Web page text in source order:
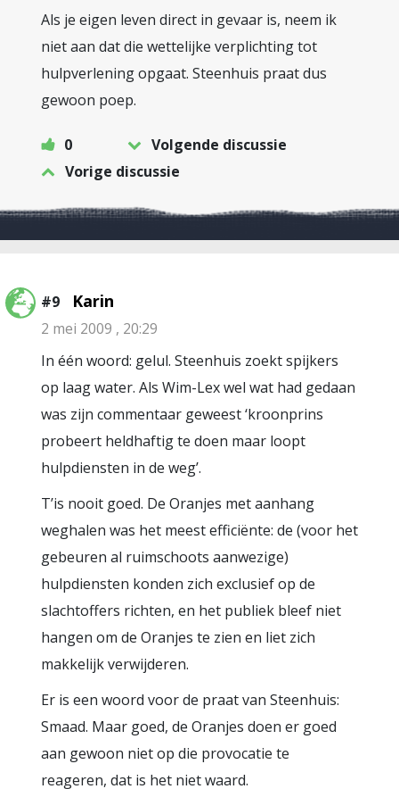
Als je eigen leven direct in gevaar is, neem ik
niet aan dat die wettelijke verplichting tot
hulpverlening opgaat. Steenhuis praat dus
gewoon poep.
0
Volgende discussie
Vorige discussie
#9 Karin
2 mei 2009 , 20:29
In één woord: gelul. Steenhuis zoekt spijkers
op laag water. Als Wim-Lex wel wat had gedaan
was zijn commentaar geweest ‘kroonprins
probeert heldhaftig te doen maar loopt
hulpdiensten in de weg’.
T’is nooit goed. De Oranjes met aanhang
weghalen was het meest efficiënte: de (voor het
gebeuren al ruimschoots aanwezige)
hulpdiensten konden zich exclusief op de
slachtoffers richten, en het publiek bleef niet
hangen om de Oranjes te zien en liet zich
makkelijk verwijderen.
Er is een woord voor de praat van Steenhuis:
Smaad. Maar goed, de Oranjes doen er goed
aan gewoon niet op die provocatie te
reageren, dat is het niet waard.